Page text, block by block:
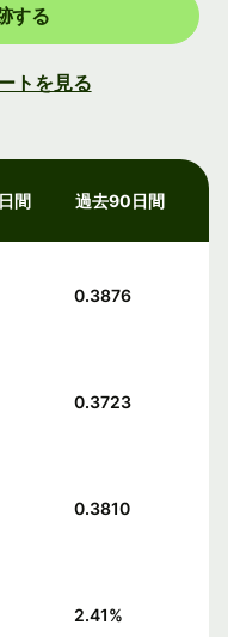
する
トを見る
間 過去90日間
0.3876
0.3723
0.3810
2.41%